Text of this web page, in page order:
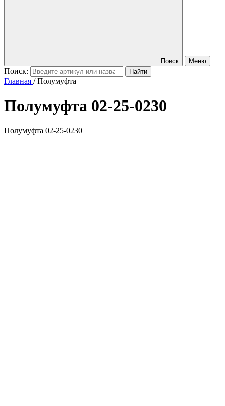
Поиск Меню
Поиск:
Главная /Полумуфта
Полумуфта 02-25-0230
Полумуфта 02-25-0230